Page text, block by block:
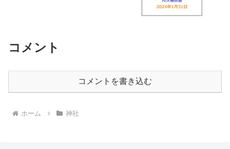
コメント
コメントを書き込む
ホーム 神社